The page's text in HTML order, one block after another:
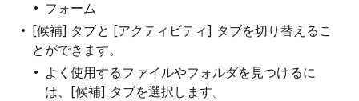
フォーム
[候補] タブと [アクティビティ] タブを切り替えるこ
とができます。
よく使用するファイルやフォルダを見つけるに
は、[候補] タブを選択します。